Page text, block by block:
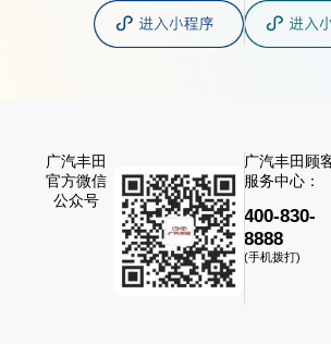
广汽丰田
官方微信
公众号
广汽丰田顾
服务中心：
400-830-
8888
(手机拨打)